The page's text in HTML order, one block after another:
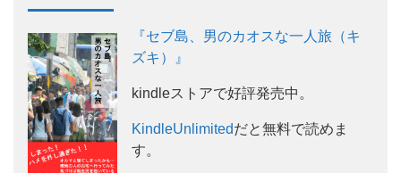
『セブ島、男のカオスな一人旅（キ
ズキ）』
kindleストアで好評発売中。
KindleUnlimitedだと無料で読めま
す。